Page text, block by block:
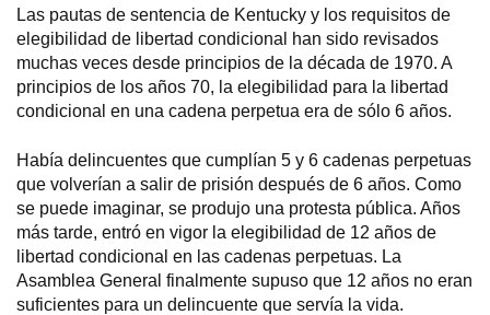
Las pautas de sentencia de Kentucky y los requisitos de
elegibilidad de libertad condicional han sido revisados
muchas veces desde principios de la década de 1970. A
principios de los años 70, la elegibilidad para la libertad
condicional en una cadena perpetua era de sólo 6 años.
Había delincuentes que cumplían 5 y 6 cadenas perpetuas
que volverían a salir de prisión después de 6 años. Como
se puede imaginar, se produjo una protesta pública. Años
más tarde, entró en vigor la elegibilidad de 12 años de
libertad condicional en las cadenas perpetuas. La
Asamblea General finalmente supuso que 12 años no eran
suficientes para un delincuente que servía la vida.